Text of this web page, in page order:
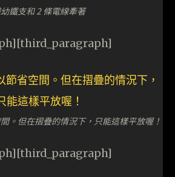
鐵支和 2 條電線牽著
。但在摺疊的情況下，只能這樣平放喔！